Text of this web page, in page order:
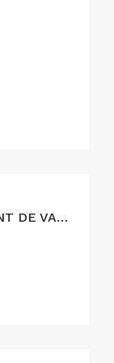
APARTAMENT 2 CAMERE URGENT DE VANZARE